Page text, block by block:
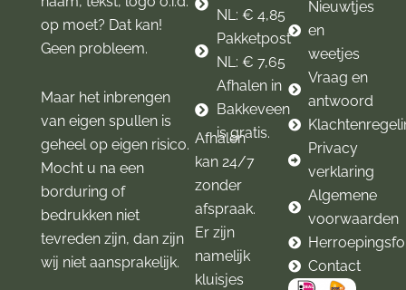
op moet? Dat kan!
Geen probleem.
Maar het inbrengen
van eigen spullen is
geheel op eigen risico.
Mocht u na een
borduring of
bedrukken niet
tevreden zijn, dan zijn
wij niet aansprakelijk.
NL: € 4,85
Pakketpost
NL: € 7,65
Afhalen in
Bakkeveen
is gratis.
Afhalen
kan 24/7
zonder
afspraak.
Er zijn
namelijk
kluisjes
Nieuwtjes
en
weetjes
Vraag en
antwoord
Privacy
verklaring
Algemene
voorwaarden
Contact